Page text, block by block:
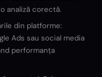
analiză corectă.
din platforme:
Ads sau social media
performanța